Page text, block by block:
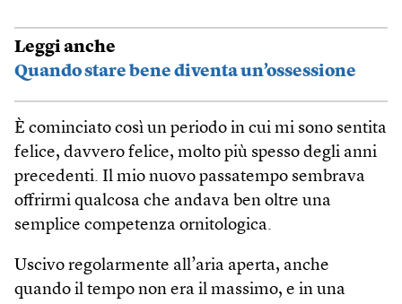
Leggi anche
Quando stare bene diventa un’ossessione
È cominciato così un periodo in cui mi sono sentita
felice, davvero felice, molto più spesso degli anni
precedenti. Il mio nuovo passatempo sembrava
offrirmi qualcosa che andava ben oltre una
semplice competenza ornitologica.
Uscivo regolarmente all’aria aperta, anche
quando il tempo non era il massimo, e in una